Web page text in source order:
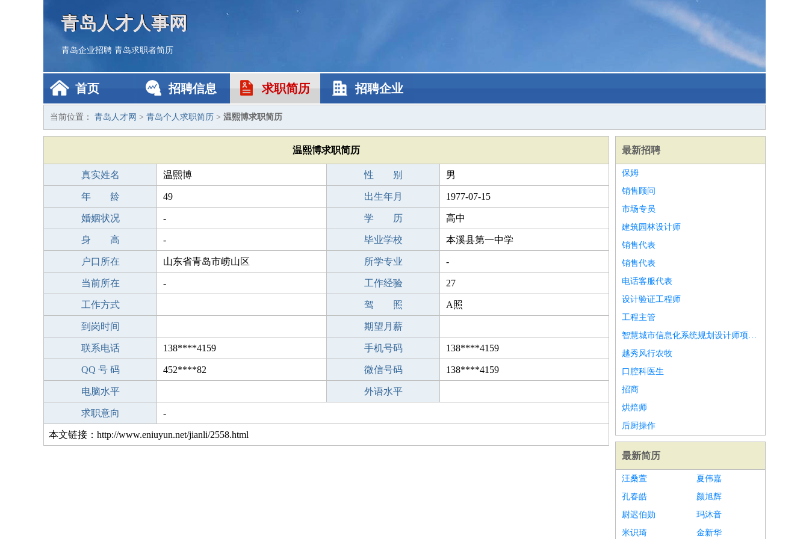
青岛人才人事网
青岛企业招聘 青岛求职者简历
首页 招聘信息 求职简历 招聘企业
当前位置： 青岛人才网 > 青岛个人求职简历 > 温熙博求职简历
温熙博求职简历
真实姓名 温熙博 性 别 男
年 龄 49 出生年月 1977-07-15
婚姻状况 - 学 历 高中
身 高 - 毕业学校 本溪县第一中学
户口所在 山东省青岛市崂山区 所学专业 -
当前所在 - 工作经验 27
工作方式 驾 照 A照
到岗时间 期望月薪
联系电话 138****4159 手机号码 138****4159
QQ 号 码 452****82 微信号码 138****4159
电脑水平 外语水平
求职意向 -
本文链接：http://www.eniuyun.net/jianli/2558.html
最新招聘
保姆
销售顾问
市场专员
建筑园林设计师
销售代表
销售代表
电话客服代表
设计验证工程师
工程主管
智慧城市信息化系统规划设计师项目经理
越秀风行农牧
口腔科医生
招商
烘焙师
后厨操作
最新简历
汪桑萱
夏伟嘉
孔春皓
颜旭辉
尉迟伯勋
玛沐音
米识琦
金新华